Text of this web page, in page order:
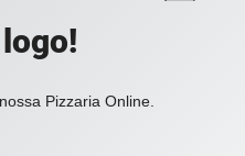
Pizzaria Online.